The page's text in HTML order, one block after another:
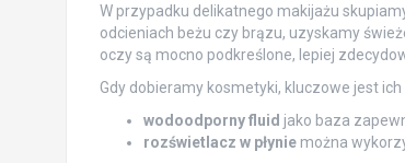
W przypadku delikatnego makijażu
odcieniach beżu czy brązu, uzyskamy
oczy są mocno podkreślone, lepiej
Gdy dobieramy kosmetyki, kluczowe jest ich
wodoodporny fluid jako baza
rozświetlacz w płyniemożna